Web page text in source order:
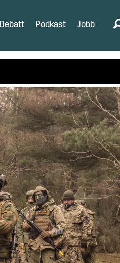
Debatt Podkast Jobb